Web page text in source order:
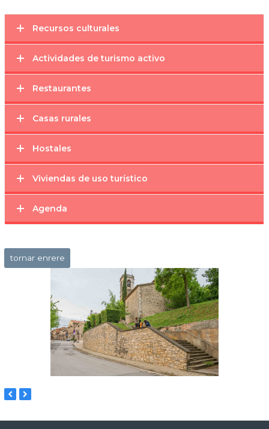
Recursos culturales
Actividades de turismo activo
Restaurantes
Casas rurales
Hostales
Viviendas de uso turístico
Agenda
tornar enrere
previous